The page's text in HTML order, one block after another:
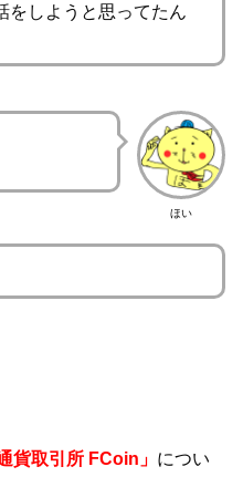
をしようと思ってたん
ほい
貨取引所 FCoin」 につい